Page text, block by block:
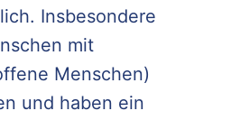
Insbesondere
mit
Menschen)
und haben ein